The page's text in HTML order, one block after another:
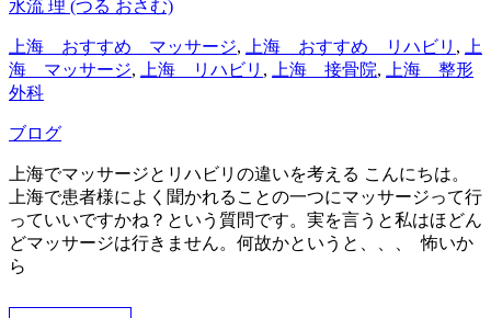
水流 理 (つる おさむ)
上海 おすすめ マッサージ, 上海 おすすめ リハビリ ,
上
海 マッサージ, 上海 リハビリ , 上海 接骨院,
上海 整形
外科
ブログ
上海でマッサージとリハビリの違いを考える こんにちは。
上海で患者様によく聞かれることの一つにマッサージって行
っていいですかね？という質問です。実を言うと私はほどん
どマッサージは行きません。何故かというと、、、 怖いか
ら